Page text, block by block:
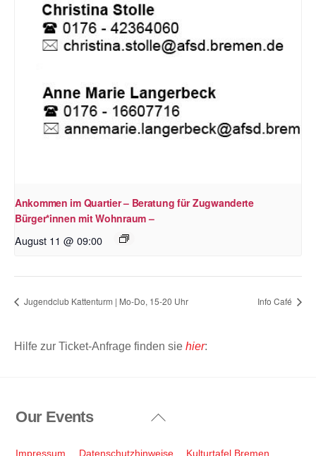
Ankommen im Quartier – Beratung für Zugwanderte
Bürger*innen mit Wohnraum –
August 11 @ 09:00
Jugendclub Kattenturm | Mo-Do, 15-20 Uhr Info Café
Hilfe zur Ticket-Anfrage finden sie hier:
Back
Top
Our Events
Impressum Datenschutzhinweise Kulturtafel Bremen